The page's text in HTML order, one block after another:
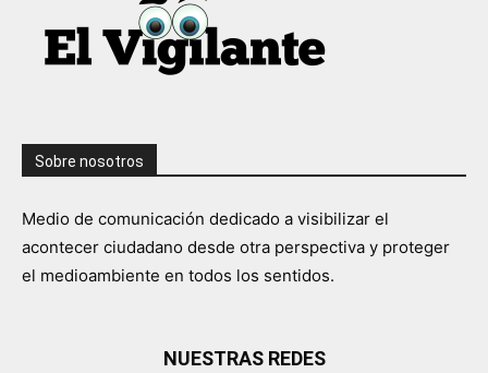
Sobre nosotros
Medio de comunicación dedicado a visibilizar el
acontecer ciudadano desde otra perspectiva y proteger
el medioambiente en todos los sentidos.
NUESTRAS REDES